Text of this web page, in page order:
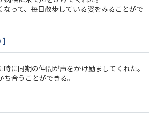
なって、毎日散歩している姿をみることがで
に同期の仲間が声をかけ励ましてくれた。
合うことができる。